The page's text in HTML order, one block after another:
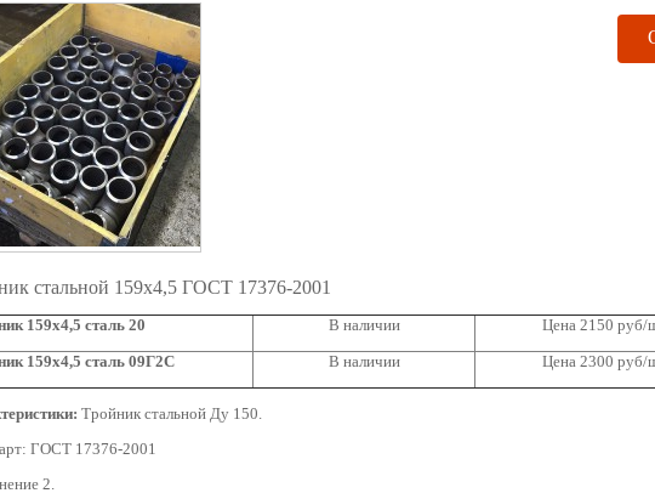
стальной 159х4,5 ГОСТ 17376-2001
159х4,5 сталь 20 В наличии
Цена 2150 руб/
159х4,5 сталь 09Г2С
В наличии Цена 2300 руб/
Тройник стальной Ду 150.
ГОСТ 17376-2001
2.